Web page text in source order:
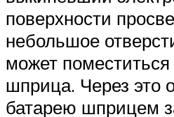
поверхности
небольшое
может поместиться
шприца. Через это
батарею шприцем